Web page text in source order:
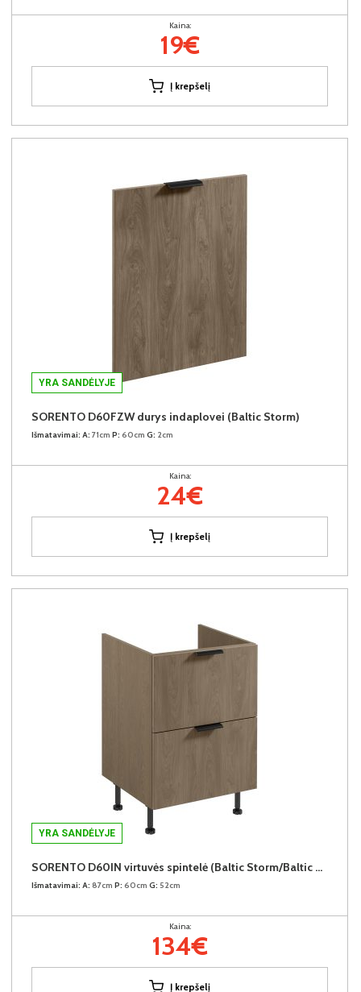
Kaina:
19€
Į krepšelį
YRA SANDĖLYJE
SORENTO D60FZW durys indaplovei (Baltic Storm)
Išmatavimai: A: 71cm P: 60cm G: 2cm
Kaina:
24€
Į krepšelį
YRA SANDĖLYJE
SORENTO D60IN virtuvės spintelė (Baltic Storm/Baltic Storm)
Išmatavimai: A: 87cm P: 60cm G: 52cm
Kaina:
134€
Į krepšelį